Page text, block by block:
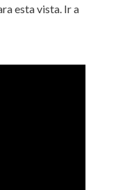
esta vista. Ir a